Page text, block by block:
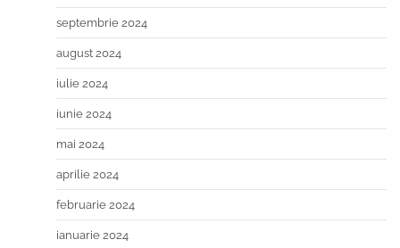
septembrie 2024
august 2024
iulie 2024
iunie 2024
mai 2024
aprilie 2024
februarie 2024
ianuarie 2024